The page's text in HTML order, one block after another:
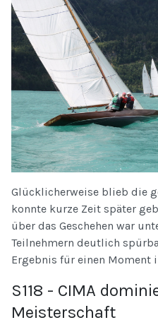
Glücklicherweise blieb die
konnte kurze Zeit später
über das Geschehen war
Teilnehmern deutlich
Ergebnis für einen Moment
S118 - CIMA
Meisterschaft